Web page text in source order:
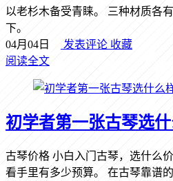
以老杉木备受青睐。 三种材质各
下。
04月04日
发表评论 收藏
阅读全文
初学者第一张古琴选什
古琴价格 小白入门古琴，选什么
看手里有多少预算。 在古琴靠谱